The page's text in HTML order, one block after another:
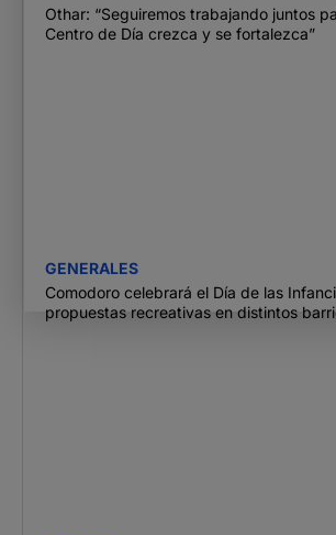
Othar: “Seguiremos trabajando juntos
Centro de Día crezca y se fortalezca”
GENERALES
Comodoro celebrará el Día de las
propuestas recreativas en distintos